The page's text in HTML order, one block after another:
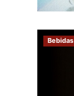
Bebidas